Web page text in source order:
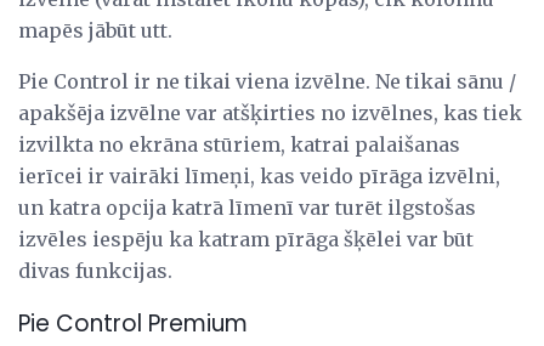
mapēs jābūt utt.
Pie Control ir ne tikai viena izvēlne. Ne tikai sānu /
apakšēja izvēlne var atšķirties no izvēlnes, kas tiek
izvilkta no ekrāna stūriem, katrai palaišanas
ierīcei ir vairāki līmeņi, kas veido pīrāga izvēlni,
un katra opcija katrā līmenī var turēt ilgstošas ​​
izvēles iespēju ka katram pīrāga šķēlei var būt
divas funkcijas.
Pie Control Premium